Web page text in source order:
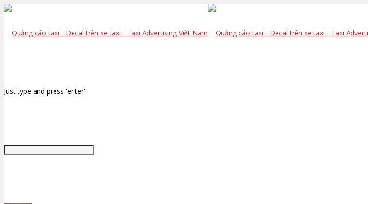
Just type and press 'enter'